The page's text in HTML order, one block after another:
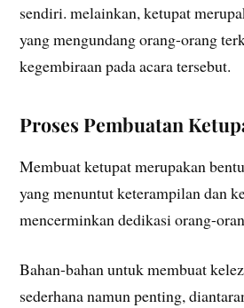
sendiri. melainkan, ketupat
yang mengundang orang-orang
kegembiraan pada acara tersebut.
Proses Pembuatan
Membuat ketupat merupakan
yang menuntut keterampilan dan
mencerminkan dedikasi orang-
Bahan-bahan untuk membuat
sederhana namun penting,